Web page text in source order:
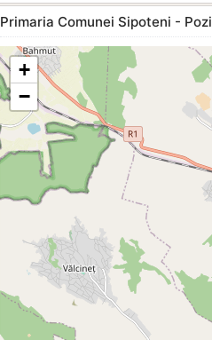
Primaria Comunei Sipoteni -
+
−